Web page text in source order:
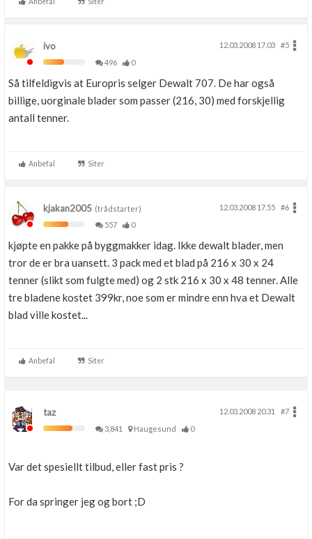
ivo 12.03.2008 17.03
#5
496
0
Så tilfeldigvis at Europris selger Dewalt 707. De har også
billige, uorginale blader som passer (216, 30) med forskjellig
antall tenner.
Anbefal Siter
kjakan2005 (trådstarter) 12.03.2008 17.55
#6
557
0
kjøpte en pakke på byggmakker idag. Ikke dewalt blader, men
tror de er bra uansett. 3 pack med et blad på 216 x 30 x 24
tenner (slikt som fulgte med) og 2 stk 216 x 30 x 48 tenner. Alle
tre bladene kostet 399kr, noe som er mindre enn hva et Dewalt
blad ville kostet...
Anbefal Siter
taz 12.03.2008 20.31
#7
3,841
Haugesund 0
Var det spesiellt tilbud, eller fast pris ?
For da springer jeg og bort ;D